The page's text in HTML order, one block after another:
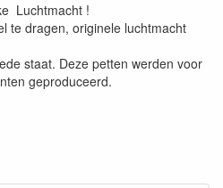
Luchtmacht !
te dragen, originele luchtmacht
staat. Deze petten werden voor
geproduceerd.